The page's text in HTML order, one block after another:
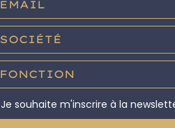
Je souhaite m'inscrire à la